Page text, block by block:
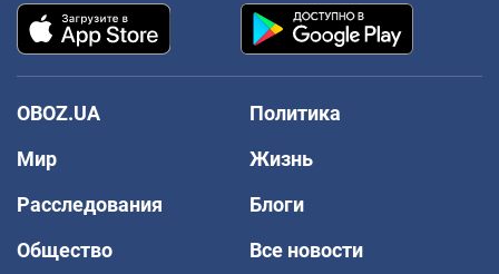
OBOZ.UA
Политика
Мир
Жизнь
Расследования
Блоги
Общество
Все новости